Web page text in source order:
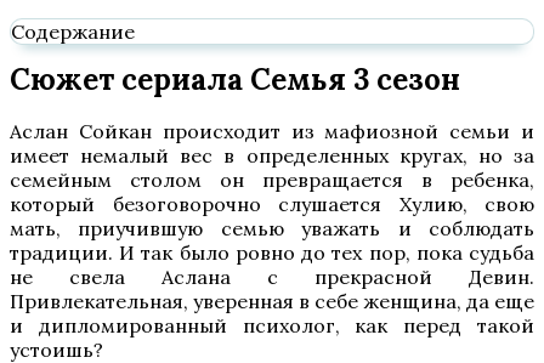
Содержание
Сюжет сериала Семья 3 сезон
Аслан Сойкан происходит из мафиозной семьи и
имеет немалый вес в определенных кругах, но за
семейным столом он превращается в ребенка,
который безоговорочно слушается Хулию, свою
мать, приучившую семью уважать и соблюдать
традиции. И так было ровно до тех пор, пока судьба
не свела Аслана с прекрасной Девин.
Привлекательная, уверенная в себе женщина, да еще
и дипломированный психолог, как перед такой
устоишь?